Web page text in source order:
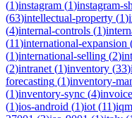
(1)instagram (1)instagram-
(63)intellectual-property (1)
(4)internal-controls (1)
(11)international-expansion
(1)international-selling (2)
(2)intranet (1)inventory (33)
forecasting (1)inventory-
(1)inventory-sync (4)
(1)ios-android (1)iot (11)